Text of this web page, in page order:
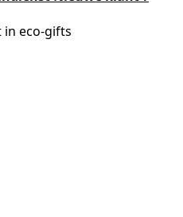
in eco-gifts